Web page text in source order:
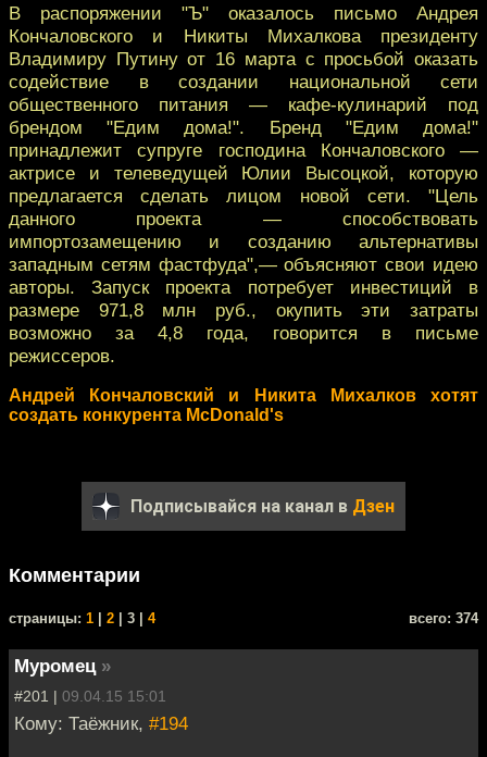
В распоряжении "Ъ" оказалось письмо Андрея
Кончаловского и Никиты Михалкова президенту
Владимиру Путину от 16 марта с просьбой оказать
содействие в создании национальной сети
общественного питания — кафе-кулинарий под
брендом "Едим дома!". Бренд "Едим дома!"
принадлежит супруге господина Кончаловского —
актрисе и телеведущей Юлии Высоцкой, которую
предлагается сделать лицом новой сети. "Цель
данного проекта — способствовать
импортозамещению и созданию альтернативы
западным сетям фастфуда",— объясняют свои идею
авторы. Запуск проекта потребует инвестиций в
размере 971,8 млн руб., окупить эти затраты
возможно за 4,8 года, говорится в письме
режиссеров.
Андрей Кончаловский и Никита Михалков хотят
создать конкурента McDonald's
Подписывайся на канал в Дзен
Комментарии
cтраницы: 1 2 | 3 | 4 всего: 374
Муромец »
#201 | 09.04.15 15:01
Кому: Таёжник, #194